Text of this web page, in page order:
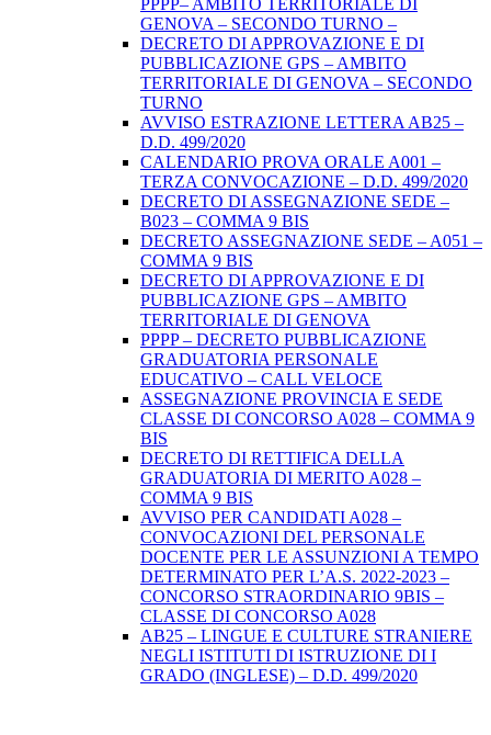
PPPP– AMBITO TERRITORIALE DI
GENOVA – SECONDO TURNO –
DECRETO DI APPROVAZIONE E DI
PUBBLICAZIONE GPS – AMBITO
TERRITORIALE DI GENOVA – SECONDO
TURNO
AVVISO ESTRAZIONE LETTERA AB25 –
D.D. 499/2020
CALENDARIO PROVA ORALE A001 –
TERZA CONVOCAZIONE – D.D. 499/2020
DECRETO DI ASSEGNAZIONE SEDE –
B023 – COMMA 9 BIS
DECRETO ASSEGNAZIONE SEDE – A051 –
COMMA 9 BIS
DECRETO DI APPROVAZIONE E DI
PUBBLICAZIONE GPS – AMBITO
TERRITORIALE DI GENOVA
PPPP – DECRETO PUBBLICAZIONE
GRADUATORIA PERSONALE
EDUCATIVO – CALL VELOCE
ASSEGNAZIONE PROVINCIA E SEDE
CLASSE DI CONCORSO A028 – COMMA 9
BIS
DECRETO DI RETTIFICA DELLA
GRADUATORIA DI MERITO A028 –
COMMA 9 BIS
AVVISO PER CANDIDATI A028 –
CONVOCAZIONI DEL PERSONALE
DOCENTE PER LE ASSUNZIONI A TEMPO
DETERMINATO PER L’A.S. 2022-2023 –
CONCORSO STRAORDINARIO 9BIS –
CLASSE DI CONCORSO A028
AB25 – LINGUE E CULTURE STRANIERE
NEGLI ISTITUTI DI ISTRUZIONE DI I
GRADO (INGLESE) – D.D. 499/2020